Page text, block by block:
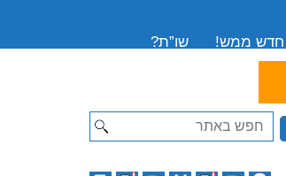
שו”ת?
חדש ממש!
Search